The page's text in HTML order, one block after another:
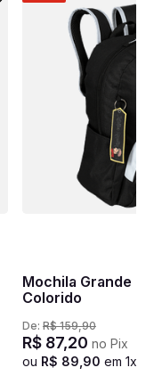
Mochila Grande
Colorido
De: R$ 159,90
R$ 87,20 no Pix
ou R$ 89 90 em 1x